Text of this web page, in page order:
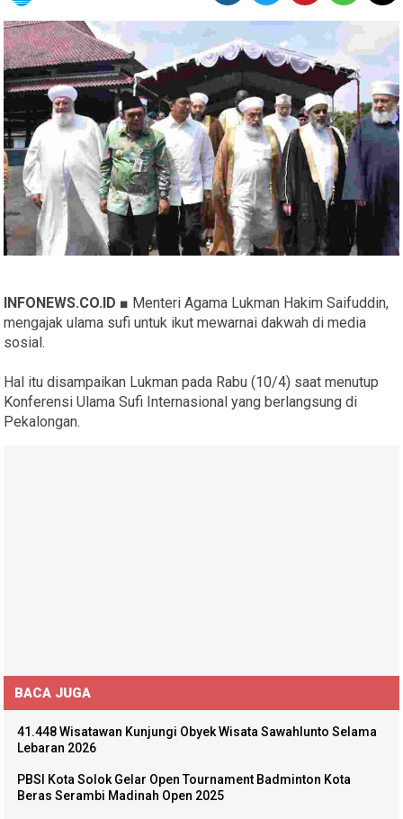
INFONEWS.CO.ID ■ Menteri Agama Lukman Hakim Saifuddin,
mengajak ulama sufi untuk ikut mewarnai dakwah di media
sosial.
Hal itu disampaikan Lukman pada Rabu (10/4) saat menutup
Konferensi Ulama Sufi Internasional yang berlangsung di
Pekalongan.
BACA JUGA
41.448 Wisatawan Kunjungi Obyek Wisata Sawahlunto Selama
Lebaran 2026
PBSI Kota Solok Gelar Open Tournament Badminton Kota
Beras Serambi Madinah Open 2025